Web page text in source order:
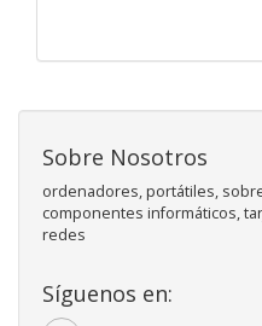
Sobre Nosotros
ordenadores, portátiles,
componentes informáticos,
redes
Síguenos en: